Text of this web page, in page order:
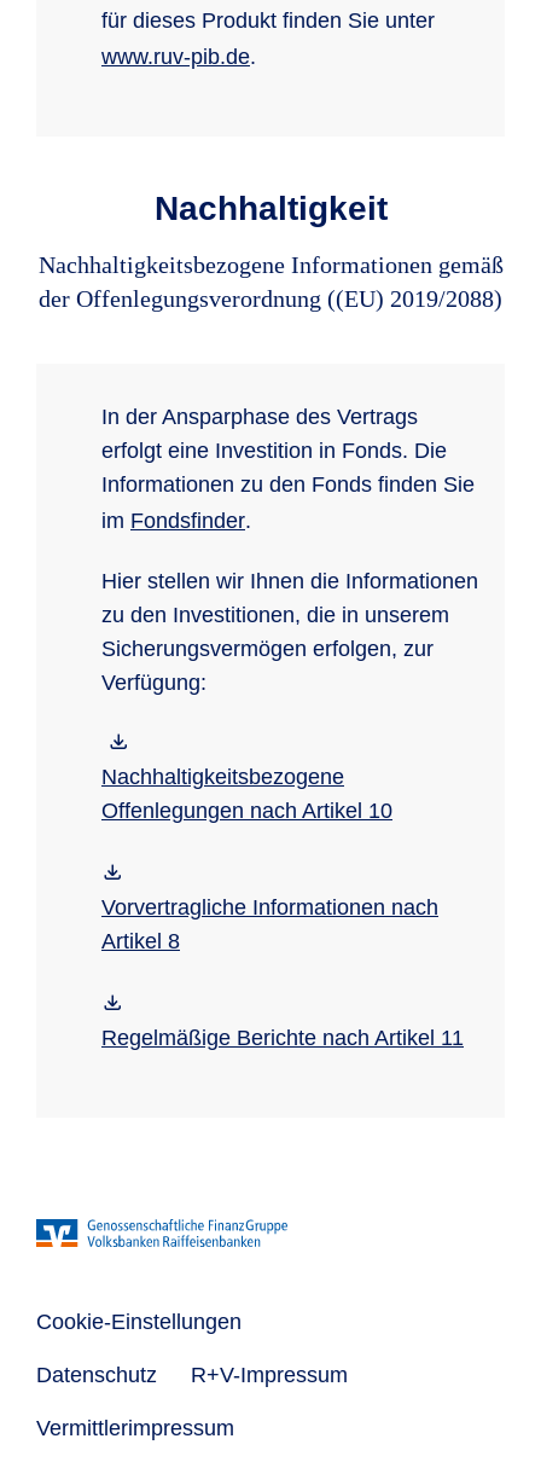
für dieses Produkt finden Sie unter
www.ruv-pib.de.
Nachhaltigkeit
Nachhaltigkeitsbezogene Informationen gemäß
der Offenlegungsverordnung ((EU) 2019/2088)
In der Ansparphase des Vertrags
erfolgt eine Investition in Fonds. Die
Informationen zu den Fonds finden Sie
im Fondsfinder.
Hier stellen wir Ihnen die Informationen
zu den Investitionen, die in unserem
Sicherungsvermögen erfolgen, zur
Verfügung:
Nachhaltigkeitsbezogene
Offenlegungen nach Artikel 10
Vorvertragliche Informationen nach
Artikel 8
Regelmäßige Berichte nach Artikel 11
Cookie-Einstellungen
Datenschutz R+V-Impressum
Vermittlerimpressum